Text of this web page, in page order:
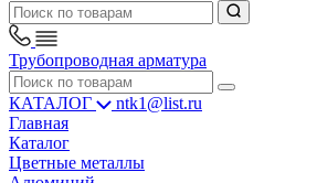
Трубопроводная арматура
КАТАЛОГ
ntk1@list.ru
Главная
Каталог
Цветные металлы